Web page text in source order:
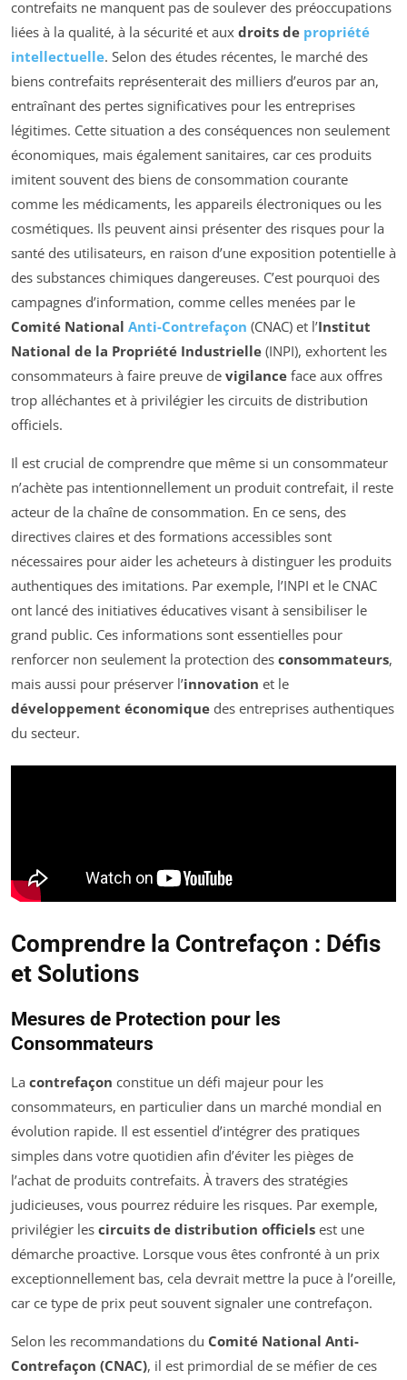
contrefaits ne manquent pas de soulever des préoccupations
liées à la qualité, à la sécurité et aux droits de propriété
intellectuelle. Selon des études récentes, le marché des
biens contrefaits représenterait des milliers d’euros par an,
entraînant des pertes significatives pour les entreprises
légitimes. Cette situation a des conséquences non seulement
économiques, mais également sanitaires, car ces produits
imitent souvent des biens de consommation courante
comme les médicaments, les appareils électroniques ou les
cosmétiques. Ils peuvent ainsi présenter des risques pour la
santé des utilisateurs, en raison d’une exposition potentielle à
des substances chimiques dangereuses. C’est pourquoi des
campagnes d’information, comme celles menées par le
Comité National Anti-Contrefaçon (CNAC) et l’Institut
National de la Propriété Industrielle (INPI), exhortent les
consommateurs à faire preuve de vigilance face aux offres
trop alléchantes et à privilégier les circuits de distribution
officiels.
Il est crucial de comprendre que même si un consommateur
n’achète pas intentionnellement un produit contrefait, il reste
acteur de la chaîne de consommation. En ce sens, des
directives claires et des formations accessibles sont
nécessaires pour aider les acheteurs à distinguer les produits
authentiques des imitations. Par exemple, l’INPI et le CNAC
ont lancé des initiatives éducatives visant à sensibiliser le
grand public. Ces informations sont essentielles pour
renforcer non seulement la protection des consommateurs,
mais aussi pour préserver l’innovation et le
développement économique des entreprises authentiques
du secteur.
Comprendre la Contrefaçon : Défis
et Solutions
Mesures de Protection pour les
Consommateurs
La contrefaçon constitue un défi majeur pour les
consommateurs, en particulier dans un marché mondial en
évolution rapide. Il est essentiel d’intégrer des pratiques
simples dans votre quotidien afin d’éviter les pièges de
l’achat de produits contrefaits. À travers des stratégies
judicieuses, vous pourrez réduire les risques. Par exemple,
privilégier les circuits de distribution officiels est une
démarche proactive. Lorsque vous êtes confronté à un prix
exceptionnellement bas, cela devrait mettre la puce à l’oreille,
car ce type de prix peut souvent signaler une contrefaçon.
Selon les recommandations du Comité National Anti-
Contrefaçon (CNAC), il est primordial de se méfier de ces